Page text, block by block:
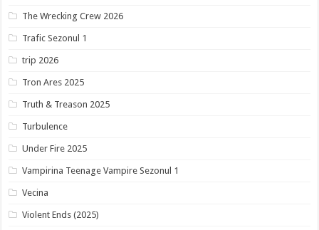
The Wrecking Crew 2026
Trafic Sezonul 1
trip 2026
Tron Ares 2025
Truth & Treason 2025
Turbulence
Under Fire 2025
Vampirina Teenage Vampire Sezonul 1
Vecina
Violent Ends (2025)